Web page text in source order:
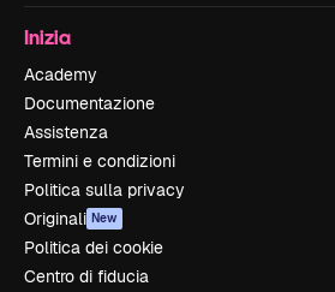
Inizia
Academy
Documentazione
Assistenza
Termini e condizioni
Politica sulla privacy
Originali New
Politica dei cookie
Centro di fiducia